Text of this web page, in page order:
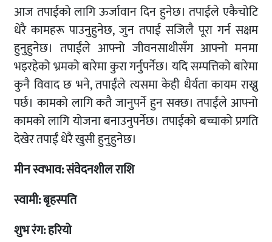
आज तपाईंको लागि ऊर्जावान दिन हुनेछ। तपाईंले एकैचोटि
धेरै कामहरू पाउनुहुनेछ, जुन तपाईं सजिलै पूरा गर्न सक्षम
हुनुहुनेछ। तपाईंले आफ्नो जीवनसाथीसँग आफ्नो मनमा
भइरहेको भ्रमको बारेमा कुरा गर्नुपर्नेछ। यदि सम्पत्तिको बारेमा
कुनै विवाद छ भने, तपाईंले त्यसमा केही धैर्यता कायम राख्नु
पर्छ। कामको लागि कतै जानुपर्ने हुन सक्छ। तपाईंले आफ्नो
कामको लागि योजना बनाउनुपर्नेछ। तपाईंको बच्चाको प्रगति
देखेर तपाईं धेरै खुसी हुनुहुनेछ।
मीनस्वभाव: संवेदनशीलराशि
स्वामी: बृहस्पति
शुभ रंग: हरियो